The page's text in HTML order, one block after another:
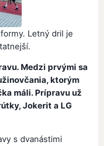
Letný dril je
Medzi prvými sa
ktorým
máli. Prípravu už
Jokerit a LG
s dvanástimi